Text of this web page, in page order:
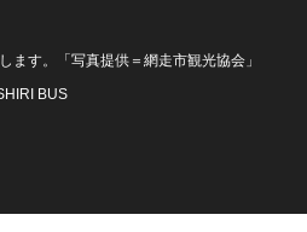
ます。
「写真提供＝網走市観光協会」
BUS